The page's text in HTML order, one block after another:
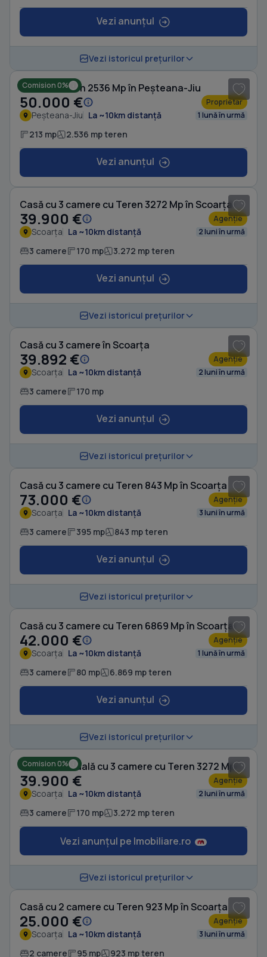
Vezi anunțul
Vezi istoricul prețurilor
Comision 0%
Casă cu Teren 2536 Mp în Peșteana-Jiu
50.000 € Proprietar
Peșteana-Jiu La ~10km distanță 1 lună în urmă
213 mp 2.536 mp teren
Vezi anunțul
Casă cu 3 camere cu Teren 3272 Mp în Scoarța
39.900 € Agenție
Scoarța La ~10km distanță 2 luni în urmă
3 camere 170 mp 3.272 mp teren
Vezi anunțul
Vezi istoricul prețurilor
Casă cu 3 camere în Scoarța
39.892 € Agenție
Scoarța La ~10km distanță 2 luni în urmă
3 camere 170 mp
Vezi anunțul
Vezi istoricul prețurilor
Casă cu 3 camere cu Teren 843 Mp în Scoarța
73.000 € Agenție
Scoarța La ~10km distanță 3 luni în urmă
3 camere 395 mp 843 mp teren
Vezi anunțul
Vezi istoricul prețurilor
Casă cu 3 camere cu Teren 6869 Mp în Scoarța
42.000 € Agenție
Scoarța La ~10km distanță 1 lună în urmă
3 camere 80 mp 6.869 mp teren
Vezi anunțul
Vezi istoricul prețurilor
Comision 0% Casă individuală cu 3 camere cu Teren 3272 Mp în Scoarța
39.900 € Agenție
Scoarța La ~10km distanță 2 luni în urmă
3 camere 170 mp 3.272 mp teren
Vezi anunțul pe Imobiliare.ro
Vezi istoricul prețurilor
Casă cu 2 camere cu Teren 923 Mp în Scoarța
25.000 € Agenție
Scoarța La ~10km distanță 3 luni în urmă
2 camere 95 mp 923 mp teren